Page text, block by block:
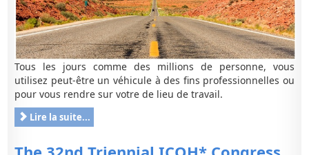
Tous les jours comme des millions de personne, vous
utilisez peut-être un véhicule à des fins professionnelles ou
pour vous rendre sur votre de lieu de travail.
Lire la suite...